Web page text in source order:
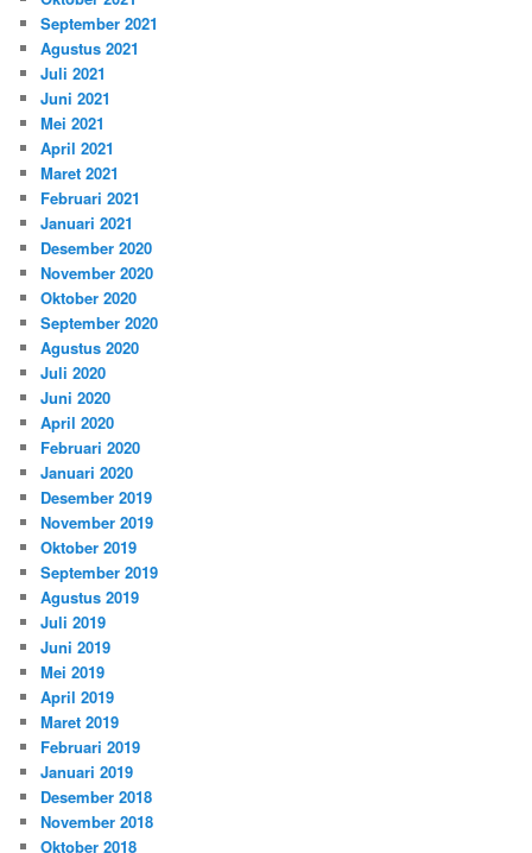
September 2021
Agustus 2021
Juli 2021
Juni 2021
Mei 2021
April 2021
Maret 2021
Februari 2021
Januari 2021
Desember 2020
November 2020
Oktober 2020
September 2020
Agustus 2020
Juli 2020
Juni 2020
April 2020
Februari 2020
Januari 2020
Desember 2019
November 2019
Oktober 2019
September 2019
Agustus 2019
Juli 2019
Juni 2019
Mei 2019
April 2019
Maret 2019
Februari 2019
Januari 2019
Desember 2018
November 2018
Oktober 2018